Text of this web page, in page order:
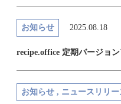
お知らせ 2025.08.18
recipe.office 定期バージョ
お知らせ , ニュースリリー